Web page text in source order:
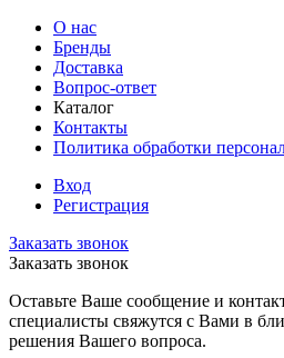
О нас
Бренды
Доставка
Вопрос-ответ
Каталог
Контакты
Политика обработки
Вход
Регистрация
Заказать звонок
Заказать звонок
Оставьте Ваше сообщение и
специалисты свяжутся с Вами в
решения Вашего вопроса.